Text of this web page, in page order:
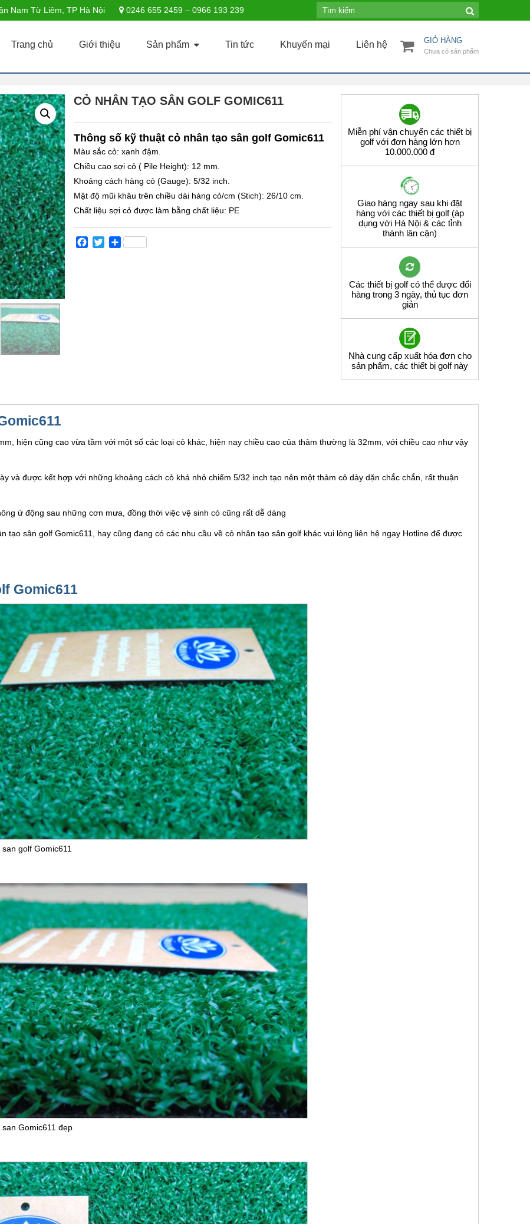
Nam Từ Liêm, TP Hà Nội 0246 655 2459 – 0966 193 239
Trang chủ Giới thiệu Sản phẩm Tin tức Khuyến mại Liên hệ GIỎ HÀNG
Chưa có sản phẩm
CỎ NHÂN TẠO SÂN GOLF GOMIC611
Thông số kỹ thuật cỏ nhân tạo sân golf Gomic611
Màu sắc cỏ: xanh đậm.
Chiều cao sợi cỏ ( Pile Height): 12 mm.
Khoảng cách hàng cỏ (Gauge): 5/32 inch.
Mật độ mũi khâu trên chiều dài hàng cỏ/cm (Stich): 26/10 cm.
Chất liệu sợi cỏ được làm bằng chất liệu: PE
Facebook
TwitterShare
Miễn phí vận chuyển các thiết bị
golf với đơn hàng lớn hơn
10.000.000 đ
Giao hàng ngay sau khi đặt
hàng với các thiết bị golf (áp
dụng với Hà Nội & các tỉnh
thành lân cận)
Các thiết bị golf có thể được đổi
hàng trong 3 ngày, thủ tục đơn
giản
Nhà cung cấp xuất hóa đơn cho
sản phẩm, các thiết bị golf này
hiện cũng cao vừa tầm với một số các loại cỏ khác, hiện nay chiều cao của thảm thường là 32mm, với chiều cao như vậy
và được kết hợp với những khoảng cách cỏ khá nhỏ chiếm 5/32 inch tạo nên một thảm cỏ dày dặn chắc chắn, rất thuận
ứ động sau những cơn mưa, đồng thời việc vệ sinh cỏ cũng rất dễ dáng
tạo sân golf Gomic611, hay cũng đang có các nhu cầu về cỏ nhân tạo sân golf khác vui lòng liên hệ ngay Hotline để được
Gomic611
golf Gomic611
Gomic611 đẹp